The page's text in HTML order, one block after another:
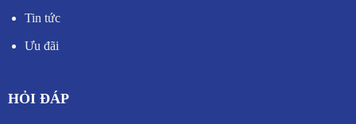
Tin tức
Ưu đãi
HỎI ĐÁP